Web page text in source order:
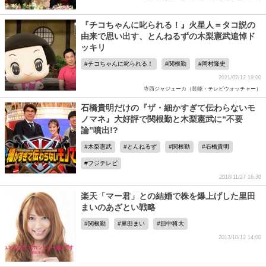
『チコちゃんに叱られる！』火星人＝タコ説の
由来で思い出す、とんねるずの木梨憲武追悼ド
ッキリ
チコちゃんに叱られる！ 関根勤 岡村隆史
2021/02/12 19:00
寺西ジャジューカ（芸能・テレビウォッチャー）
石橋貴明だけの『ザ・細かすぎて伝わらないモ
ノマネ』大好評で関根勤と木梨憲武に“不要
論”噴出!?
木梨憲武 とんねるず 関根勤 石橋貴明
フジテレビ
2018/11/27 16:30
楽天「マー君」との結婚で株を爆上げした里田
まいのあざとい戦略
関根勤 里田まい 田中将大
2013/10/12 14:00